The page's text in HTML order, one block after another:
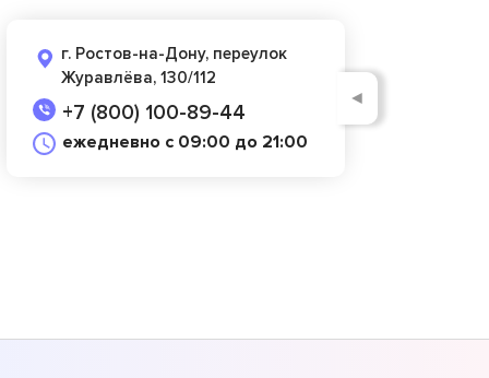
г. Ростов-на-Дону, переулок
Журавлёва, 130/112
+7 (800) 100-89-44
ежедневно с 09:00 до 21:00
◄